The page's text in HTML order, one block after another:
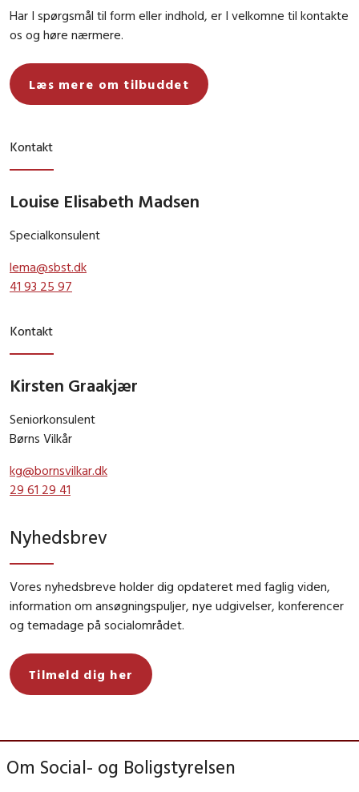
Har I spørgsmål til form eller indhold, er I velkomne til kontakte
os og høre nærmere.
Læs mere om tilbuddet
Kontakt
Louise Elisabeth Madsen
Specialkonsulent
lema@sbst.dk
41 93 25 97
Kontakt
Kirsten Graakjær
Seniorkonsulent
Børns Vilkår
kg@bornsvilkar.dk
29 61 29 41
Nyhedsbrev
Vores nyhedsbreve holder dig opdateret med faglig viden,
information om ansøgningspuljer, nye udgivelser, konferencer
og temadage på socialområdet.
Tilmeld dig her
Om Social- og Boligstyrelsen